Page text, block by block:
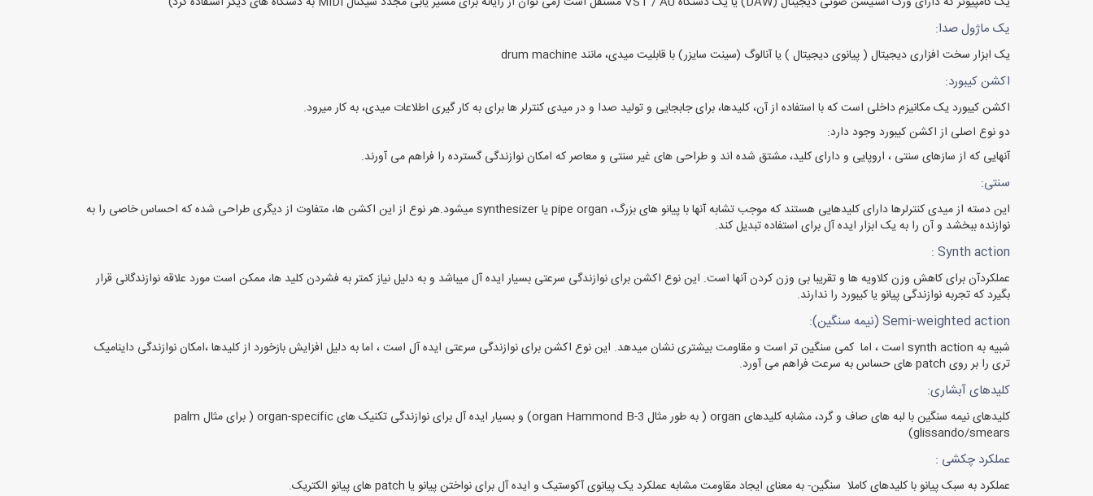
یک ماژول صدا:
یک ابزار سخت افزاری دیجیتال ( پیانوی دیجیتال ) یا آنالوگ (سینت سایزر) با قابلیت میدی، مانند drum machine
اکشن کیبورد:
اکشن کیبورد یک مکانیزم داخلی است که با استفاده از آن، کلیدها، برای جابجایی و تولید صدا و در میدی کنترلر ها برای به کار گیری اطلاعات میدی، به کار میرود.
دو نوع اصلی از اکشن کیبورد وجود دارد:
آنهایی که از سازهای سنتی ، اروپایی و دارای کلید، مشتق شده اند و طراحی های غیر سنتی و معاصر که امکان نوازندگی گسترده را فراهم می آورند.
سنتی:
این دسته از میدی کنترلرها دارای کلیدهایی هستند که موجب تشابه آنها با پیانو های بزرگ، pipe organ یا synthesizer میشود.هر نوع از این اکشن ها، متفاوت از دیگری طراحی شده که احساس خاصی را به
نوازنده ببخشد و آن را به یک ابزار ایده آل برای استفاده تبدیل کند.
Synth action :
عملکردآن برای کاهش وزن کلاویه ها و تقریبا بی وزن کردن آنها است. این نوع اکشن برای نوازندگی سرعتی بسیار ایده آل میباشد و به دلیل نیاز کمتر به فشردن کلید ها، ممکن است مورد علاقه نوازندگانی قرار
بگیرد که تجربه نوازندگی پیانو یا کیبورد را ندارند.
Semi-weighted action (نیمه سنگین):
شبیه به synth action است ، اما کمی سنگین تر است و مقاومت بیشتری نشان میدهد. این نوع اکشن برای نوازندگی سرعتی ایده آل است ، اما به دلیل افزایش بازخورد از کلیدها ،امکان نوازندگی داینامیک
تری را بر روی patch های حساس به سرعت فراهم می آورد.
کلیدهای آبشاری:
کلیدهای نیمه سنگین با لبه های صاف و گرد، مشابه کلیدهای organ ( به طور مثال organ Hammond B-3) و بسیار ایده آل برای نوازندگی تکنیک های organ-specific ( برای مثال palm
glissando/smears)
عملکرد چکشی :
عملکرد به سبک پیانو با کلیدهای کاملا سنگین- به معنای ایجاد مقاومت مشابه عملکرد یک پیانوی آکوستیک و ایده آل برای نواختن پیانو یا patch های پیانو الکتریک.